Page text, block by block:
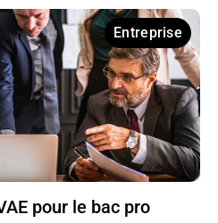
Entreprise
pour le bac pro